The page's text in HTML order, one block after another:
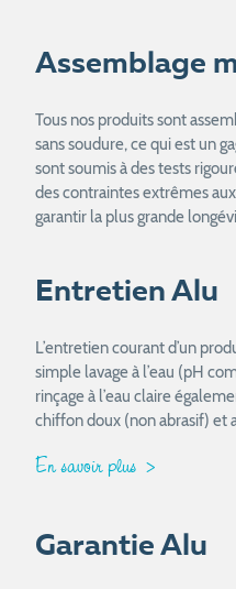
Assemblage
Tous nos produits sont
sans soudure, ce qui est un
sont soumis à des tests
des contraintes extrêmes
garantir la plus grande
Entretien Alu
L’entretien courant d’un
simple lavage à l’eau (pH
rinçage à l’eau claire
chiffon doux (non abrasif) et
En savoir plus
Garantie Alu